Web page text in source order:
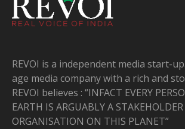
REVOI is a independent media start-
age media company with a rich and
REVOI believes : “INFACT EVERY
EARTH IS ARGUABLY A
ORGANISATION ON THIS PLANET”